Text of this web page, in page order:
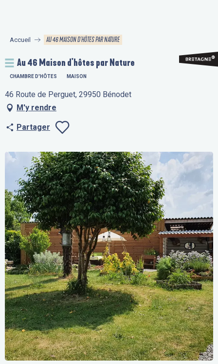
principal
Accueil AU 46 MAISON D'HÔTES PAR NATURE
Au 46 Maison d'hôtes par Nature
CHAMBRE D'HÔTES MAISON
46 Route de Perguet, 29950 Bénodet
M'y rendre
Partager